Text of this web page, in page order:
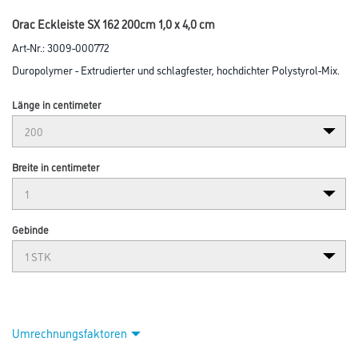
Orac Eckleiste SX 162 200cm 1,0 x 4,0 cm
Art-Nr.:3009-000772
Duropolymer - Extrudierter und schlagfester, hochdichter Polystyrol-Mix.
Länge in centimeter
Breite in centimeter
Gebinde
Umrechnungsfaktoren